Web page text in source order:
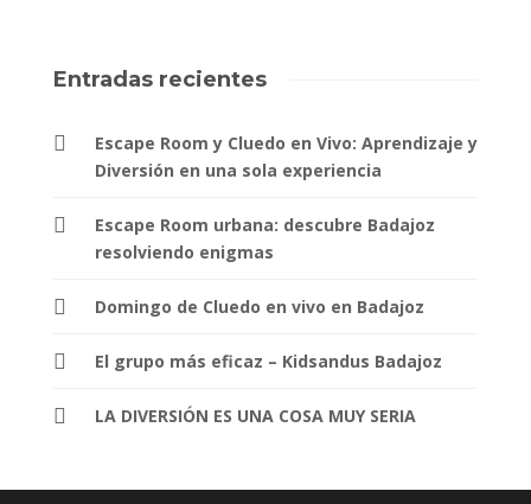
Entradas recientes
Escape Room y Cluedo en Vivo: Aprendizaje y
Diversión en una sola experiencia
Escape Room urbana: descubre Badajoz
resolviendo enigmas
Domingo de Cluedo en vivo en Badajoz
El grupo más eficaz – Kidsandus Badajoz
LA DIVERSIÓN ES UNA COSA MUY SERIA